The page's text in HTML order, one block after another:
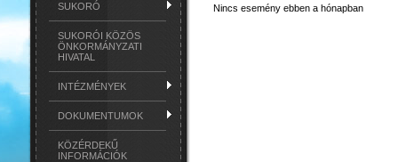
SUKORÓ
SUKORÓI KÖZÖS
ÖNKORMÁNYZATI
HIVATAL
INTÉZMÉNYEK
DOKUMENTUMOK
KÖZÉRDEKŰ
INFORMÁCIÓK
Nincs esemény ebben a hónapban